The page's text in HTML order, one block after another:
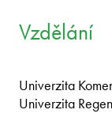
Vzdělání
Univerzita
Univerzita